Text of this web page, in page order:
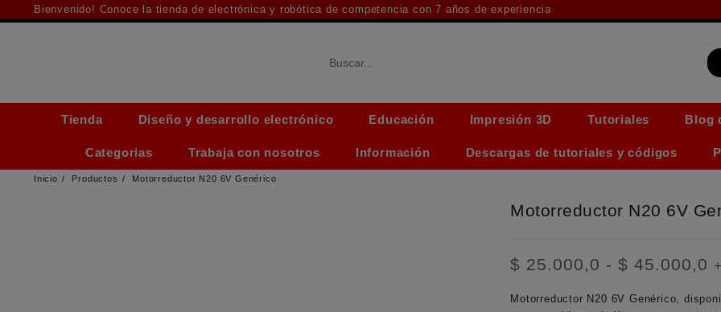
al
Bienvenido! Conoce la tienda de electrónica y robótica de competencia con 7 años de experiencia
Tienda Diseño y desarrollo electrónico Educación Impresión 3D Tutoriales Blog
Categorias Trabaja con nosotros Información Descargas de tutoriales y códigos
Inicio Productos Motorreductor N20 6V Genérico
Motorreductor N20 6V
$ 25.000,0 - $ 45.000,0
Motorreductor N20 6V Genérico,